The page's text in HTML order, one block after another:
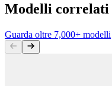
Modelli correlati
Guarda oltre 7,000+ modelli